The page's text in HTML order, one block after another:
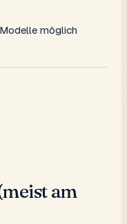
möglich
am